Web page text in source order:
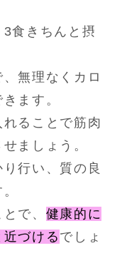
3食きちんと摂
無理なくカロ
ます。
ることで筋肉
ましょう。
行い、質の良
で、 健康的に
づける でしょ